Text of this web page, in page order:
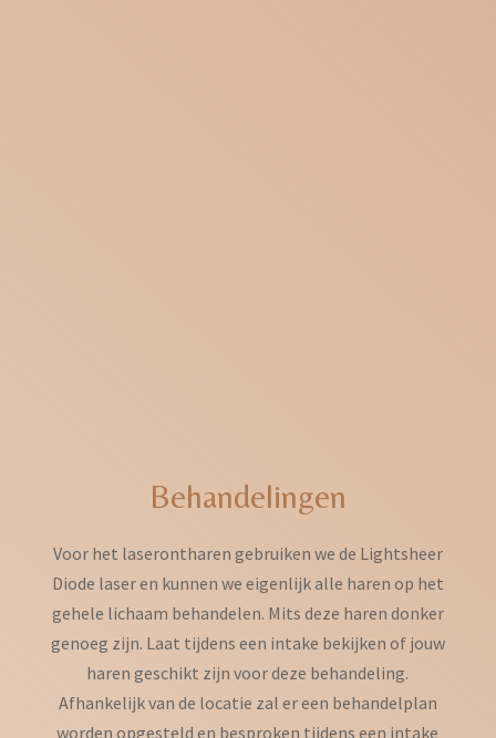
Behandelingen
Voor het laserontharen gebruiken we de Lightsheer
Diode laser en kunnen we eigenlijk alle haren op het
gehele lichaam behandelen. Mits deze haren donker
genoeg zijn. Laat tijdens een intake bekijken of jouw
haren geschikt zijn voor deze behandeling.
Afhankelijk van de locatie zal er een behandelplan
worden opgesteld en besproken tijdens een intake